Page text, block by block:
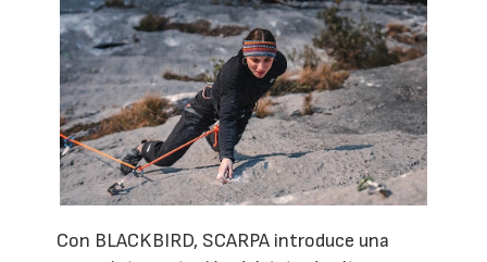
Con BLACKBIRD, SCARPA introduce una